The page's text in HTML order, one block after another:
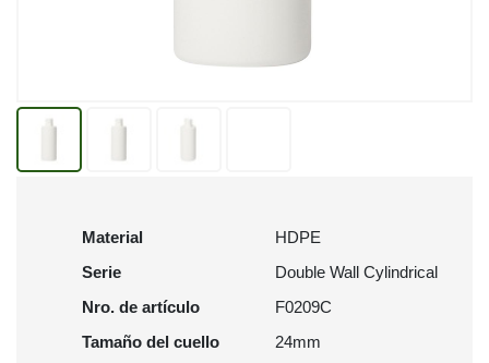
Material
HDPE
Serie
Double Wall Cylindrical
Nro. de artículo
F0209C
Tamaño del cuello
24mm